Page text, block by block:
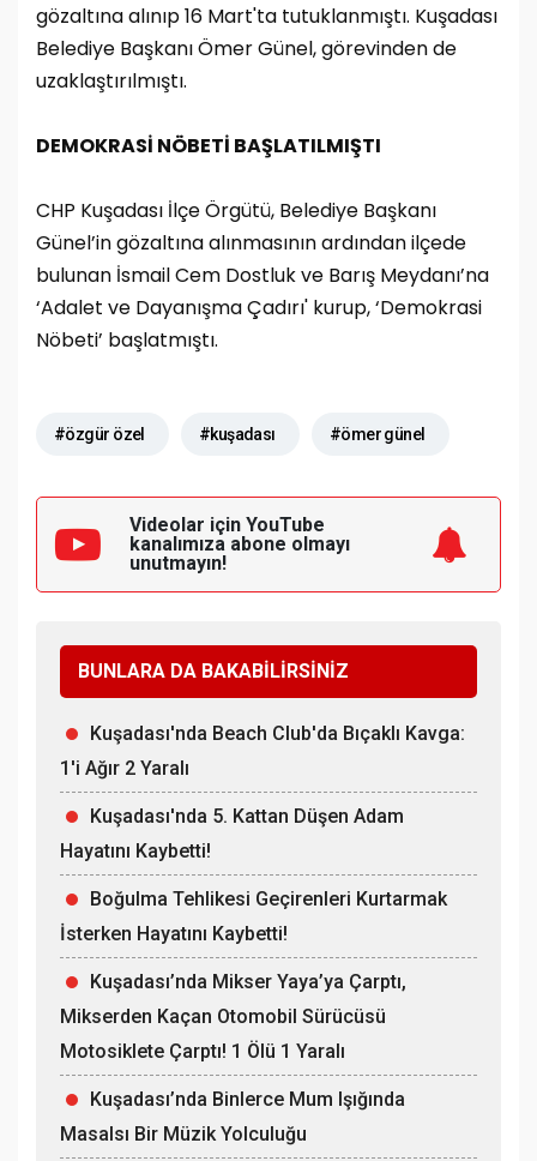
gözaltına alınıp 16 Mart'ta tutuklanmıştı. Kuşadası
Belediye Başkanı Ömer Günel, görevinden de
uzaklaştırılmıştı.
DEMOKRASİ NÖBETİ BAŞLATILMIŞTI
CHP Kuşadası İlçe Örgütü, Belediye Başkanı
Günel’in gözaltına alınmasının ardından ilçede
bulunan İsmail Cem Dostluk ve Barış Meydanı’na
‘Adalet ve Dayanışma Çadırı' kurup, ‘Demokrasi
Nöbeti’ başlatmıştı.
#özgür özel #kuşadası #ömer günel
Videolar için YouTube
kanalımıza abone olmayı
unutmayın!
BUNLARA DA BAKABİLİRSİNİZ
Kuşadası'nda Beach Club'da Bıçaklı Kavga:
1'i Ağır 2 Yaralı
Kuşadası'nda 5. Kattan Düşen Adam
Hayatını Kaybetti!
Boğulma Tehlikesi Geçirenleri Kurtarmak
İsterken Hayatını Kaybetti!
Kuşadası’nda Mikser Yaya’ya Çarptı,
Mikserden Kaçan Otomobil Sürücüsü
Motosiklete Çarptı! 1 Ölü 1 Yaralı
Kuşadası’nda Binlerce Mum Işığında
Masalsı Bir Müzik Yolculuğu